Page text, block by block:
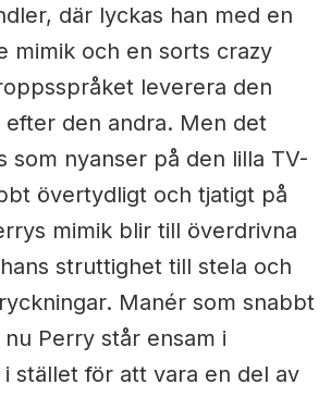
där lyckas han med en
mimik och en sorts crazy
leverera den
efter den andra. Men det
som nyanser på den lilla TV-
övertydligt och tjatigt på
mimik blir till överdrivna
struttighet till stela och
Manér som snabbt
Perry står ensam i
stället för att vara en del av